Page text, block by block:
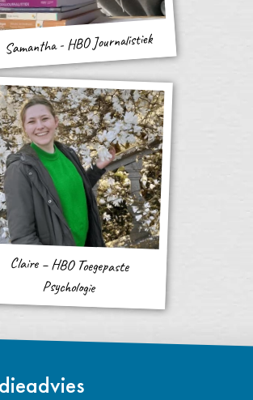
Samantha - HBO Journalistiek
Claire – HBO Toegepaste
Psychologie